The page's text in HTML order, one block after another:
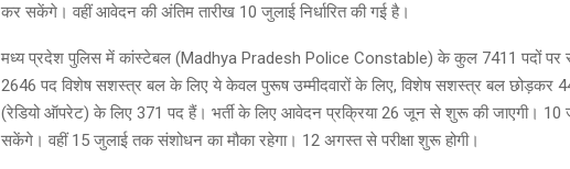
कर सकेंगे। वहीं आवेदन की अंतिम तारीख 10 जुलाई निर्धारित की गई है।
मध्य प्रदेश पुलिस में कांस्टेबल (Madhya Pradesh Police Constable) के कुल 7411 पदों पर
2646 पद विशेष सशस्त्र बल के लिए ये केवल पुरूष उम्मीदवारों के लिए, विशेष सशस्त्र बल छोड़कर
(रेडियो ऑपरेट) के लिए 371 पद हैं। भर्ती के लिए आवेदन प्रक्रिया 26 जून से शुरू की जाएगी।
सकेंगे। वहीं 15 जुलाई तक संशोधन का मौका रहेगा। 12 अगस्त से परीक्षा शुरू होगी।